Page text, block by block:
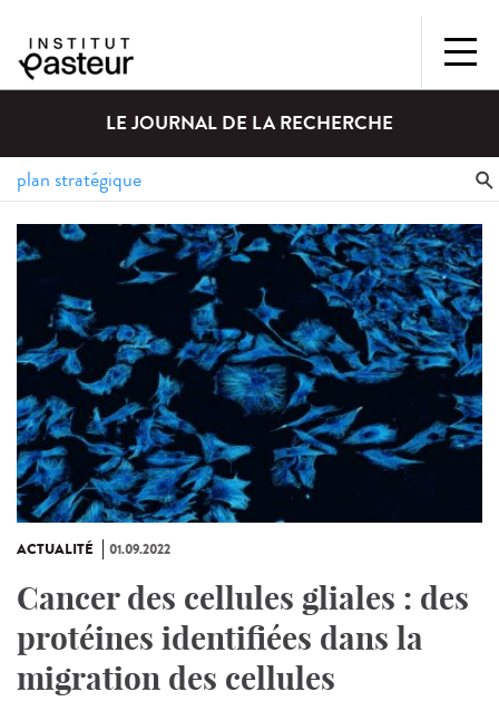
LE JOURNAL DE LA RECHERCHE
ACTUALITÉ 01.09.2022
Cancer des cellules gliales : des
protéines identifiées dans la
migration des cellules